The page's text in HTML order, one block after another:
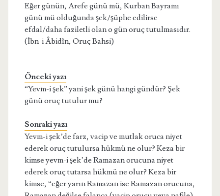
Eğer günün, Arefe günü mü, Kurban Bayramı
günü mü olduğunda şek/şüphe edilirse
efdal/daha faziletli olan o gün oruç tutulmasıdır.
(İbn-i Âbidîn, Oruç Bahsi)
Önceki yazı
“Yevm-i şek” yani şek günü hangi gündür? Şek
günü oruç tutulur mu?
Sonraki yazı
Yevm-i şek’de farz, vacip ve mutlak oruca niyet
ederek oruç tutulursa hükmü ne olur? Keza bir
kimse yevm-i şek’de Ramazan orucuna niyet
ederek oruç tutarsa hükmü ne olur? Keza bir
kimse, “eğer yarın Ramazan ise Ramazan orucuna,